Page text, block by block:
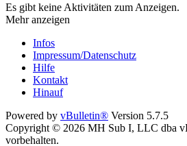
Es gibt keine Aktivitäten zum Anzeigen.
Mehr anzeigen
Infos
Impressum/Datenschutz
Hilfe
Kontakt
Hinauf
Powered by vBulletin® Version 5.7.5
Copyright © 2026 MH Sub I, LLC dba
vorbehalten.